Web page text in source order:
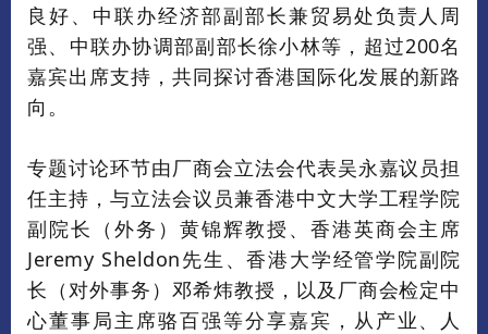
良好、中联办经济部副部长兼贸易处负责人周
强、中联办协调部副部长徐小林等，超过200名
嘉宾出席支持， 共同探讨香港国际化发展的新路
向。
专题讨论环节由厂商会立法会代表吴永嘉议员担
任主持，与立法会议员兼香港中文大学工程学院
副院长（外务）黄锦辉教授、香港英商会主席
Jeremy Sheldon先生、香港大学经管学院副院
长（对外事务）邓希炜教授，以及厂商会检定中
心董事局主席骆百强等分享嘉宾，从产业、人